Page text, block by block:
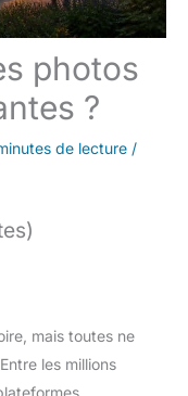
photos
?
de lecture /
mais toutes ne
les millions